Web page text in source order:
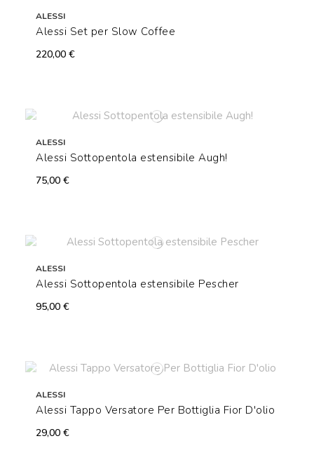
ALESSI
Alessi Set per Slow Coffee
220,00 €
ALESSI
Alessi Sottopentola estensibile Augh!
75,00 €
ALESSI
Alessi Sottopentola estensibile Pescher
95,00 €
ALESSI
Alessi Tappo Versatore Per Bottiglia Fior D'olio
29,00 €